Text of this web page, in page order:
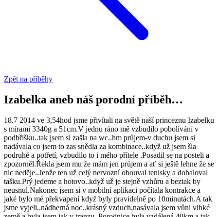
Zpět na příběhy
Izabelka aneb náš porodní příběh…
18.7 2014 ve 3,54hod jsme přivítali na světě naší princeznu Izabelku
s mírami 3340g a 51cm.V jednu ráno mě vzbudilo pobolívání v
podbřišku..tak jsem si zašla na wc..hm průjem-v duchu jsem si
nadávala co jsem to zas snědla za kombinace..když už jsem šla
podruhé a potřetí, vzbudilo to i mého přítele .Posadil se na posteli a
zpozorněl.Řekla jsem mu že mám jen průjem a ať si ještě lehne že se
nic neděje..Jenže ten už celý nervozní obouval tenisky a dobaloval
tašku.Prý jedeme a hotovo..když už je stejně vzhůru a beztak by
neusnul.Nakonec jsem si v mobilní aplikaci počítala kontrakce a
jaké bylo mé překvapení když byly pravidelně po 10minutách.A tak
jsme vyjeli..nádherná noc..krásný vzduch,nasávala jsem vůni vlhké